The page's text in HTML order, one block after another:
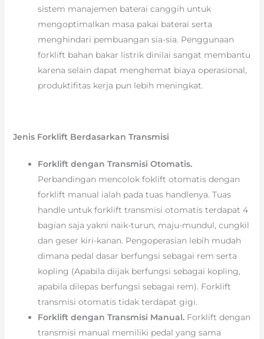
sistem manajemen baterai canggih untuk
mengoptimalkan masa pakai baterai serta
menghindari pembuangan sia-sia. Penggunaan
forklift bahan bakar listrik dinilai sangat membantu
karena selain dapat menghemat biaya operasional,
produktifitas kerja pun lebih meningkat.
Jenis Forklift Berdasarkan Transmisi
Forklift dengan Transmisi Otomatis.
Perbandingan mencolok foklift otomatis dengan
forklift manual ialah pada tuas handlenya. Tuas
handle untuk forklift transmisi otomatis terdapat 4
bagian saja yakni naik-turun, maju-mundul, cungkil
dan geser kiri-kanan. Pengoperasian lebih mudah
dimana pedal dasar berfungsi sebagai rem serta
kopling (Apabila diijak berfungsi sebagai kopling,
apabila dilepas berfungsi sebagai rem). Forklift
transmisi otomatis tidak terdapat gigi.
Forklift dengan Transmisi Manual.Forklift dengan
transmisi manual memiliki pedal yang sama